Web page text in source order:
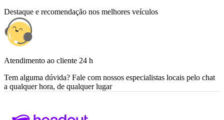
Destaque e recomendação nos melhores veículos
Atendimento ao cliente 24 h
Tem alguma dúvida? Fale com nossos especialistas locais pelo chat
a qualquer hora, de qualquer lugar